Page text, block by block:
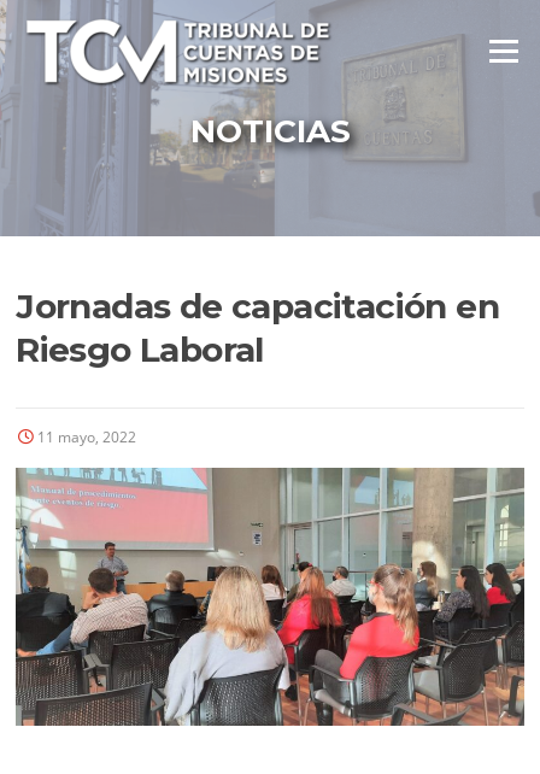
Ir
al
contenido
Menú
NOTICIAS
Jornadas de capacitación en
Riesgo Laboral
11 mayo, 2022